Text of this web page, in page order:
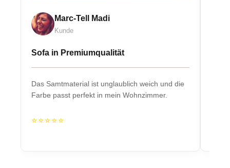
Marc-Tell Madi
Kunde
Sofa in Premiumqualität
Das Samtmaterial ist unglaublich weich und die
Farbe passt perfekt in mein Wohnzimmer.
⭐⭐⭐⭐⭐